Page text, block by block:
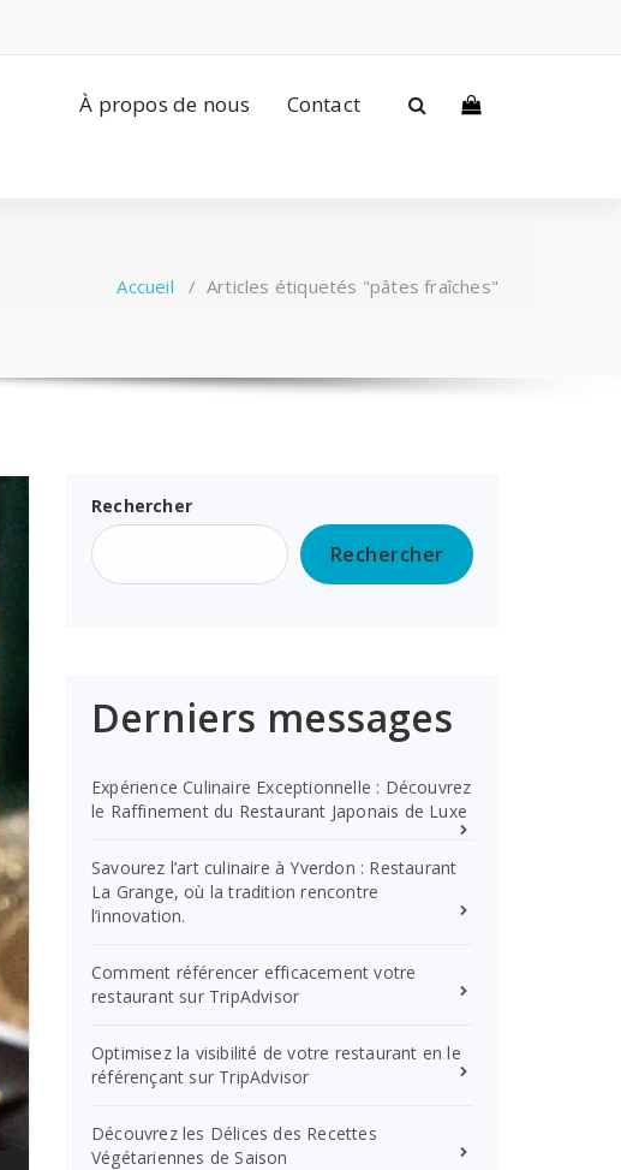
À propos de nous Contact
Accueil / Articles étiquetés "pâtes fraîches"
Rechercher
Rechercher
Derniers messages
Expérience Culinaire Exceptionnelle : Découvrez
le Raffinement du Restaurant Japonais de Luxe
Savourez l’art culinaire à Yverdon : Restaurant
La Grange, où la tradition rencontre
l’innovation.
Comment référencer efficacement votre
restaurant sur TripAdvisor
Optimisez la visibilité de votre restaurant en le
référençant sur TripAdvisor
Découvrez les Délices des Recettes
Végétariennes de Saison